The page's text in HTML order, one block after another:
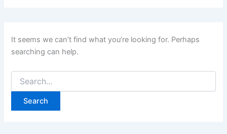
It seems we can’t find what you’re looking for. Perhaps
searching can help.